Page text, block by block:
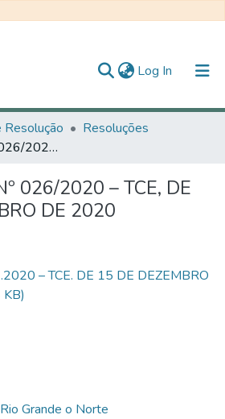
Log In (current)
Resolução
Resoluções
RESOLUÇÃO Nº 026/2020 – TCE, DE 15 DE DEZEMBRO DE 2020
026/2020 – TCE, DE
DE 2020
– TCE. DE 15 DE DEZEMBRO
Grande o Norte